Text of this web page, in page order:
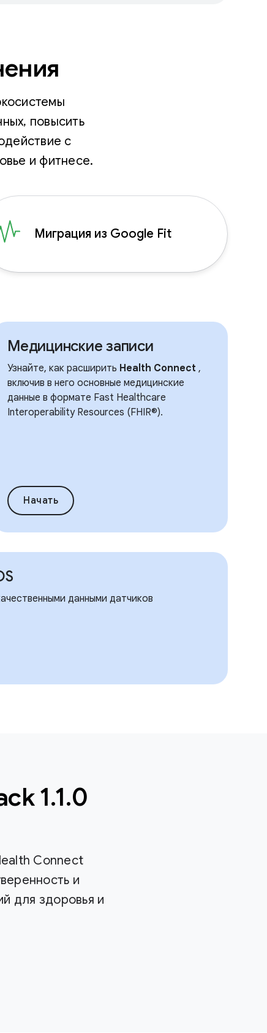
повысить
с
и фитнесе.
Миграция из Google Fit
Медицинские записи
Узнайте, как расширить Health Connect ,
включив в него основные медицинские
данные в формате Fast Healthcare
Interoperability Resources (FHIR®).
Начать
данными датчиков
1.1.0
Connect
и
для здоровья и